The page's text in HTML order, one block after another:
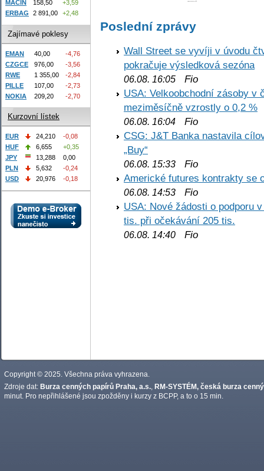
Poslední zprávy
Wall Street se vyvíji v úvodu
pokračuje výsledková sezóna
06.08. 16:05 Fio
USA: Velkoobchodní zásoby v
meziměsíčně vzrostly o 0,2 %
06.08. 16:04 Fio
CSG: J&T Banka nastavila
„Buy“
06.08. 15:33 Fio
Americké futures kontrakty se
06.08. 14:53 Fio
USA: Nové žádosti o podporu
tis. při očekávání 205 tis.
06.08. 14:40 Fio
MACIN
158,50
+3,59
ERBAG
2 891,00 +2,48
Zajímavé poklesy
EMAN 40,00
-4,76
CZGCE
976,00
-3,56
RWE
1 355,00
-2,84
PILLE
107,00
-2,73
NOKIA
209,20 -2,70
Kurzovní lístek
EUR 24,210
-0,08
HUF
6,655
+0,35
JPY
13,288
0,00
PLN
5,632
-0,24
USD
20,976 -0,18
Copyright © 2025. Všechna práva vyhrazena.
Zdroje dat: Burza cenných papírů Praha, a.s. RM-SYSTÉM, česká burza
minut. Pro nepřihlášené jsou zpožděny i kurzy z BCPP, a to o 15 min.